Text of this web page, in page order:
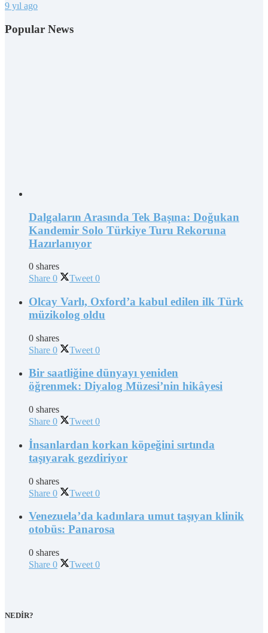
9 yıl ago
Popular News
Dalgaların Arasında Tek Başına: Doğukan
Kandemir Solo Türkiye Turu Rekoruna
Hazırlanıyor
0 shares
Share 0 Tweet 0
Olcay Varlı, Oxford’a kabul edilen ilk Türk
müzikolog oldu
0 shares
Share 0 Tweet 0
Bir saatliğine dünyayı yeniden
öğrenmek: Diyalog Müzesi’nin hikâyesi
0 shares
Share 0 Tweet 0
İnsanlardan korkan köpeğini sırtında
taşıyarak gezdiriyor
0 shares
Share 0 Tweet 0
Venezuela’da kadınlara umut taşıyan klinik
otobüs: Panarosa
0 shares
Share 0 Tweet 0
NEDİR?